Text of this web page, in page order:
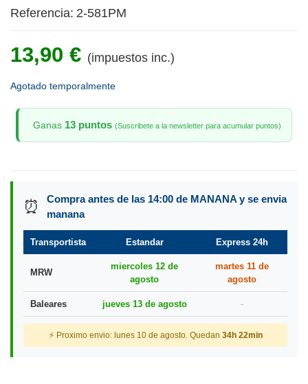
Referencia: 2-581PM
13,90 € (impuestos inc.)
Agotado temporalmente
Ganas 13 puntos (Suscribete a la newsletter para acumular puntos)
⏰
Compra antes de las 14:00 de MANANA y se envia
manana
Transportista Estandar Express 24h
MRW
miercoles 12 de
agosto
martes 11 de
agosto
Baleares jueves 13 de agosto -
⚡ Proximo envio: lunes 10 de agosto. Quedan 34h 22min